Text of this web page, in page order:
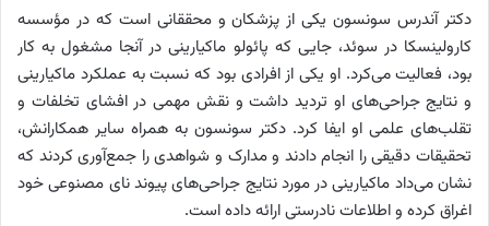
دکتر آندرس سونسون یکی از پزشکان و محققانی است که در مؤسسه
کارولینسکا در سوئد، جایی که پائولو ماکیارینی در آنجا مشغول به کار
بود، فعالیت می‌کرد. او یکی از افرادی بود که نسبت به عملکرد ماکیارینی
و نتایج جراحی‌های او تردید داشت و نقش مهمی در افشای تخلفات و
تقلب‌های علمی او ایفا کرد. دکتر سونسون به همراه سایر همکارانش،
تحقیقات دقیقی را انجام دادند و مدارک و شواهدی را جمع‌آوری کردند که
نشان می‌داد ماکیارینی در مورد نتایج جراحی‌های پیوند نای مصنوعی خود
اغراق کرده و اطلاعات نادرستی ارائه داده است.